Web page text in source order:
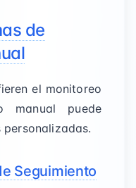
de
el monitoreo
manual puede
Seguimiento